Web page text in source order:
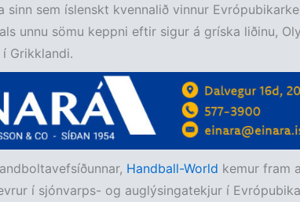
sinn sem íslenskt kvennalið vinnur
unnu sömu keppni eftir sigur á gríska liðinu,
Grikklandi.
Handball-World kemur fram
í sjónvarps- og auglýsingatekjur í